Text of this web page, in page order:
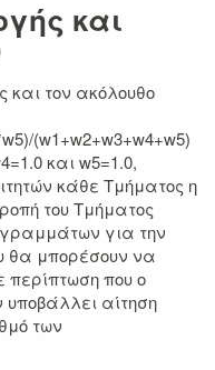
και
τον ακόλουθο
(w1+w2+w3+w4+w5)
και w5=1.0,
κάθε Τμήματος η
του Τμήματος
για την
θα μπορέσουν να
περίπτωση που ο
υποβάλλει αίτηση
των